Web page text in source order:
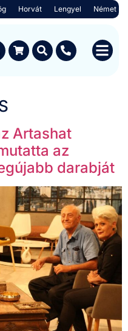
Horvát Lengyel Német
Artashat
az
darabját